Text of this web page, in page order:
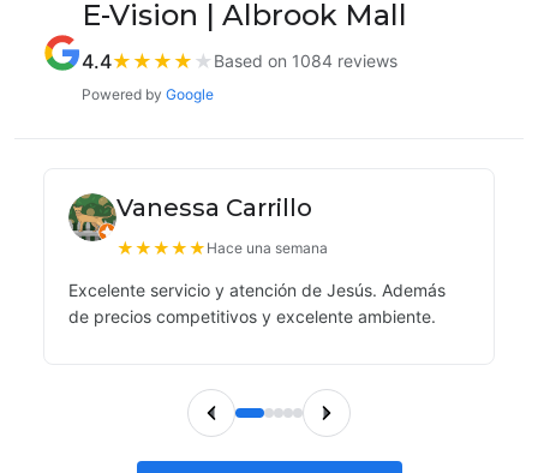
E-Vision | Albrook Mall
4.4★ ★ ★ ★ ★ Based on 1084 reviews
Powered by Google
Vanessa Carrillo
★★★★★ Hace una semana
Excelente servicio y atención de Jesús. Además
de precios competitivos y excelente ambiente.